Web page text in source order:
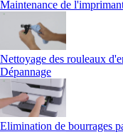
Maintenance de
Nettoyage des rouleaux
Dépannage
Elimination de bourrages